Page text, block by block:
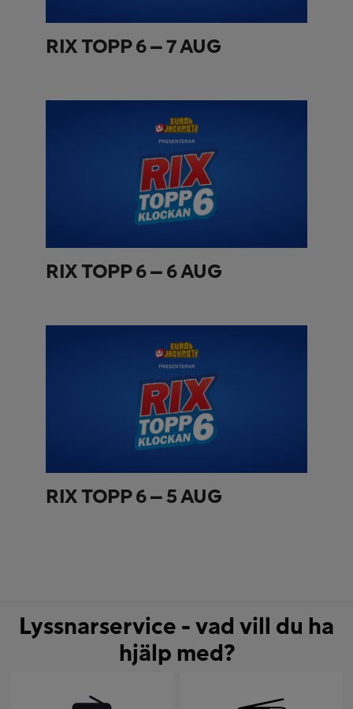
RIX TOPP 6 – 7 AUG
RIX TOPP 6 – 6 AUG
RIX TOPP 6 – 5 AUG
Lyssnarservice - vad vill du ha
hjälp med?